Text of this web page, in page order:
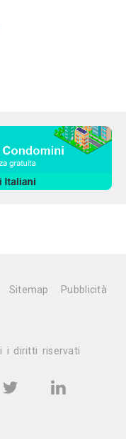
Sitemap Pubblicità
i diritti riservati